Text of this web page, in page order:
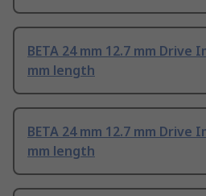
BETA 24 mm 12.7 mm Drive
mm length
BETA 24 mm 12.7 mm Drive
mm length